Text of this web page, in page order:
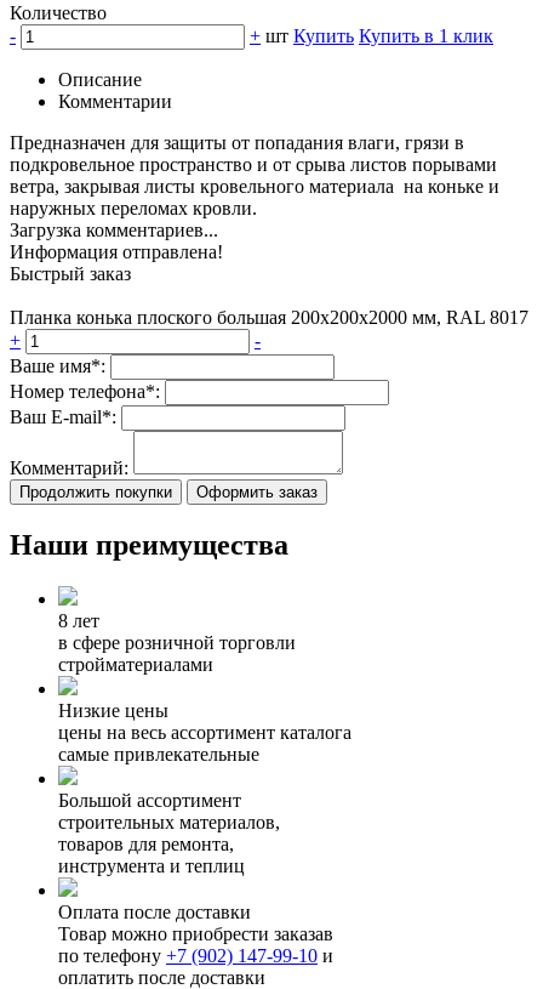
Количество
-
+ шт Купить Купить в 1 клик
Описание
Комментарии
Предназначен для защиты от попадания влаги, грязи в
подкровельное пространство и от срыва листов порывами
ветра, закрывая листы кровельного материала на коньке и
наружных переломах кровли.
Загрузка комментариев...
Информация отправлена!
Быстрый заказ
Планка конька плоского большая 200х200х2000 мм, RAL 8017
+
-
Ваше имя*:
Номер телефона*:
Ваш E-mail*:
Комментарий:
Продолжить покупки Оформить заказ
Наши преимущества
8 лет
в сфере розничной торговли
стройматериалами
Низкие цены
цены на весь ассортимент каталога
самые привлекательные
Большой ассортимент
строительных материалов,
товаров для ремонта,
инструмента и теплиц
Оплата после доставки
Товар можно приобрести заказав
по телефону +7 (902) 147-99-10 и
оплатить после доставки